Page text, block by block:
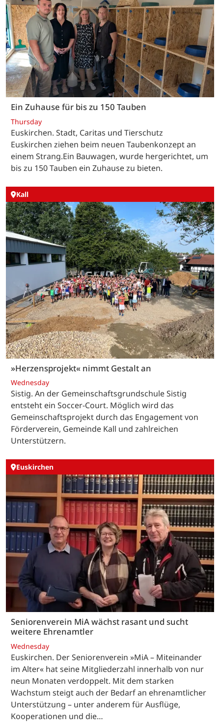
Ein Zuhause für bis zu 150 Tauben
Thursday
Euskirchen. Stadt, Caritas und Tierschutz
Euskirchen ziehen beim neuen Taubenkonzept an
einem Strang.Ein Bauwagen, wurde hergerichtet, um
bis zu 150 Tauben ein Zuhause zu bieten.
Kall
»Herzensprojekt« nimmt Gestalt an
Wednesday
Sistig. An der Gemeinschaftsgrundschule Sistig
entsteht ein Soccer-Court. Möglich wird das
Gemeinschaftsprojekt durch das Engagement von
Förderverein, Gemeinde Kall und zahlreichen
Unterstützern.
Euskirchen
Seniorenverein MiA wächst rasant und sucht
weitere Ehrenamtler
Wednesday
Euskirchen. Der Seniorenverein »MiA – Miteinander
im Alter« hat seine Mitgliederzahl innerhalb von nur
neun Monaten verdoppelt. Mit dem starken
Wachstum steigt auch der Bedarf an ehrenamtlicher
Unterstützung – unter anderem für Ausflüge,
Kooperationen und die…